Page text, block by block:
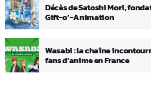
Décès de Satoshi Mori,
Gift-o’-Animation
Wasabi : la chaîne
fans d’anime en France